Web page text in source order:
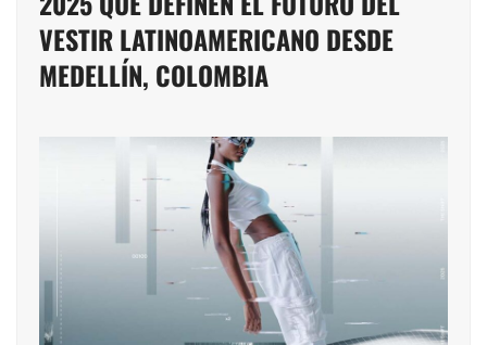
VESTIR LATINOAMERICANO DESDE
MEDELLÍN, COLOMBIA